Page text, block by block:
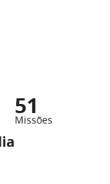
51
Missões